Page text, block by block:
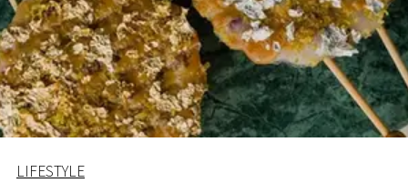
LIFESTYLE